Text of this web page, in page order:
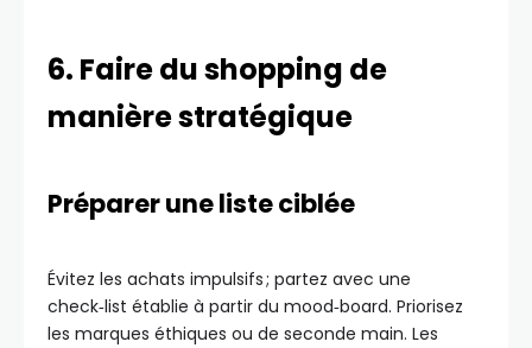
6. Faire du shopping de
manière stratégique
Préparer une liste ciblée
Évitez les achats impulsifs ; partez avec une
check‑list établie à partir du mood‑board. Priorisez
les marques éthiques ou de seconde main. Les